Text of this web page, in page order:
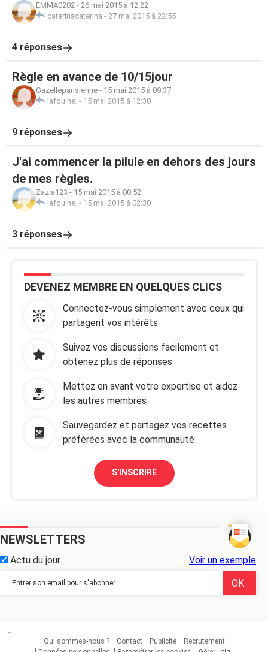
EMMA0202 - 26 mai 2015 à 12:22
caterinacaterina - 27 mai 2015 à 22:55
4 réponses
Règle en avance de 10/15jour
Gazelleparisienne - 15 mai 2015 à 09:37
lafouine. - 15 mai 2015 à 12:30
9 réponses
J'ai commencer la pilule en dehors des jours
de mes règles.
Zazia123 - 15 mai 2015 à 00:52
lafouine. - 15 mai 2015 à 02:30
3 réponses
DEVENEZ MEMBRE EN QUELQUES CLICS
Connectez-vous simplement avec ceux qui
partagent vos intérêts
Suivez vos discussions facilement et
obtenez plus de réponses
Mettez en avant votre expertise et aidez
les autres membres
Sauvegardez et partagez vos recettes
préférées avec la communauté
S'INSCRIRE
NEWSLETTERS
Actu du jour Voir un exemple
...
Qui sommes-nous ?
Contact Publicité
Recrutement